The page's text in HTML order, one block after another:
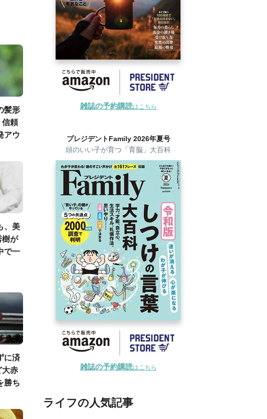
髪形
信頼
アウ
、美
樹が
で一
に済
大赤
勝ち
雑誌の予約購読はこちら
プレジデントFamily 2026年夏号
頭のいい子が育つ「育脳」大百科
雑誌の予約購読はこちら
ライフの人気記事